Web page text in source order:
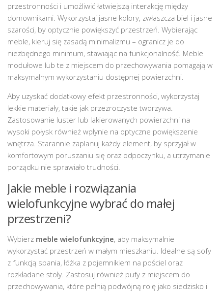
przestronności i umożliwić łatwiejszą interakcję między
domownikami. Wykorzystaj jasne kolory, zwłaszcza biel i jasne
szarości, by optycznie powiększyć przestrzeń. Wybierając
meble, kieruj się zasadą minimalizmu – ogranicz je do
niezbędnego minimum, stawiając na funkcjonalność. Meble
modułowe lub te z miejscem do przechowywania pomagają w
maksymalnym wykorzystaniu dostępnej powierzchni.
Aby uzyskać dodatkowy efekt przestronności, wykorzystaj
lekkie materiały, takie jak przezroczyste tworzywa.
Zastosowanie luster lub lakierowanych powierzchni na
wysoki połysk również wpłynie na optyczne powiększenie
wnętrza. Starannie zaplanuj każdy element, by sprzyjał w
komfortowym poruszaniu się oraz odpoczynku, a utrzymanie
porządku nie sprawiało trudności.
Jakie meble i rozwiązania
wielofunkcyjne wybrać do małej
przestrzeni?
Wybierz meble wielofunkcyjne, aby maksymalnie
wykorzystać przestrzeń w małym mieszkaniu. Idealne są sofy
z funkcją spania, łóżka z pojemnikiem na pościel oraz
rozkładane stoły. Zastosuj również pufy z miejscem do
przechowywania, które pełnią podwójną rolę jako siedzisko i